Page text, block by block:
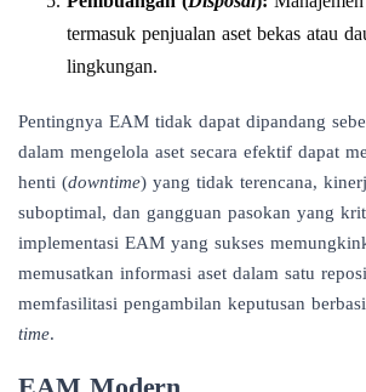
termasuk penjualan aset bekas atau
lingkungan.
Pentingnya EAM tidak dapat dipandang
dalam mengelola aset secara efektif dapat
henti (downtime) yang tidak terencana,
suboptimal, dan gangguan pasokan yang
implementasi EAM yang sukses
memusatkan informasi aset dalam satu
memfasilitasi pengambilan keputusan
time.